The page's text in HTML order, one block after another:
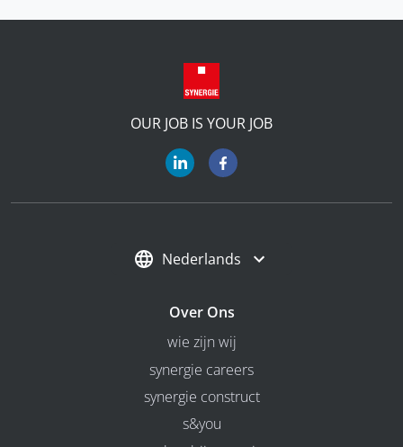
OUR JOB IS YOUR JOB
Nederlands
Over Ons
wie zijn wij
synergie careers
synergie construct
s&you